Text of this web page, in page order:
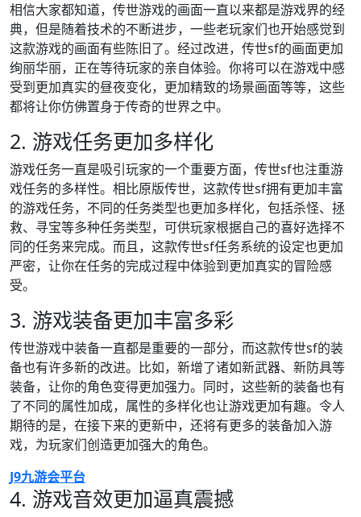
相信大家都知道，传世游戏的画面一直以来都是游戏界的经
典，但是随着技术的不断进步，一些老玩家们也开始感觉到
这款游戏的画面有些陈旧了。经过改进，传世sf的画面更加
绚丽华丽，正在等待玩家的亲自体验。你将可以在游戏中感
受到更加真实的昼夜变化，更加精致的场景画面等等，这些
都将让你仿佛置身于传奇的世界之中。
2. 游戏任务更加多样化
游戏任务一直是吸引玩家的一个重要方面，传世sf也注重游
戏任务的多样性。相比原版传世，这款传世sf拥有更加丰富
的游戏任务，不同的任务类型也更加多样化，包括杀怪、拯
救、寻宝等多种任务类型，可供玩家根据自己的喜好选择不
同的任务来完成。而且，这款传世sf任务系统的设定也更加
严密，让你在任务的完成过程中体验到更加真实的冒险感
受。
3. 游戏装备更加丰富多彩
传世游戏中装备一直都是重要的一部分，而这款传世sf的装
备也有许多新的改进。比如，新增了诸如新武器、新防具等
装备，让你的角色变得更加强力。同时，这些新的装备也有
了不同的属性加成，属性的多样化也让游戏更加有趣。令人
期待的是，在接下来的更新中，还将有更多的装备加入游
戏，为玩家们创造更加强大的角色。
J9九游会平台
4. 游戏音效更加逼真震撼